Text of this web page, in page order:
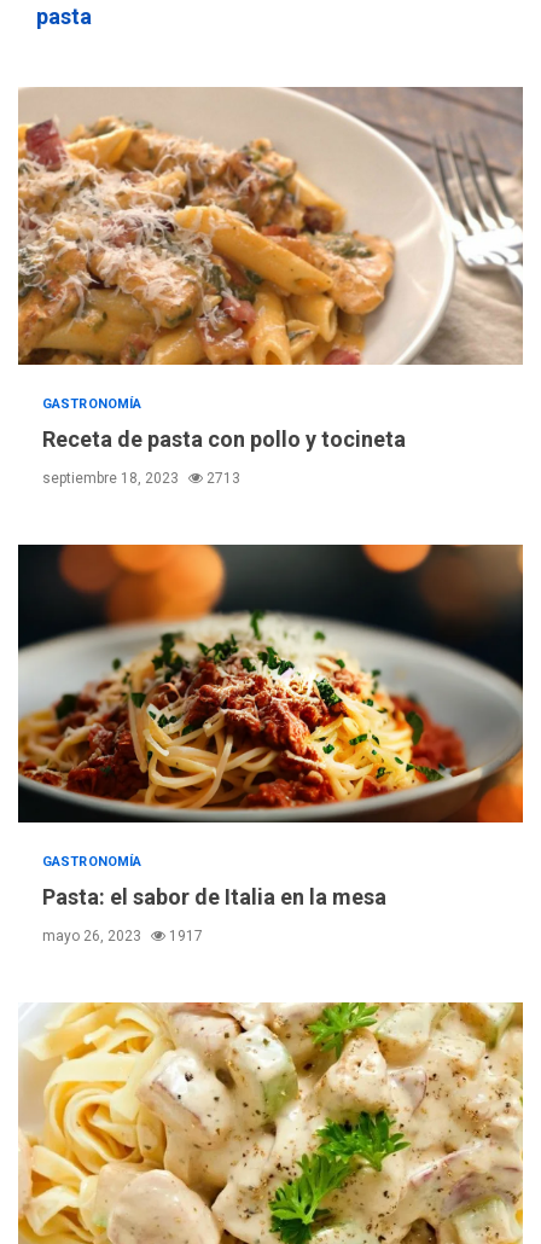
pasta
GASTRONOMÍA
Receta de pasta con pollo y tocineta
septiembre 18, 2023 2713
GASTRONOMÍA
Pasta: el sabor de Italia en la mesa
mayo 26, 2023 1917